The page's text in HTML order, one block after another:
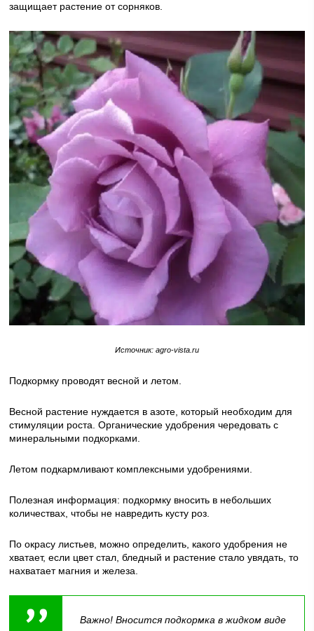
защищает растение от сорняков.
Источник: agro-vista.ru
Подкормку проводят весной и летом.
Весной растение нуждается в азоте, который необходим для
стимуляции роста. Органические удобрения чередовать с
минеральными подкорками.
Летом подкармливают комплексными удобрениями.
Полезная информация: подкормку вносить в небольших
количествах, чтобы не навредить кусту роз.
По окрасу листьев, можно определить, какого удобрения не
хватает, если цвет стал, бледный и растение стало увядать, то
нахватает магния и железа.
Важно! Вносится подкормка в жидком виде